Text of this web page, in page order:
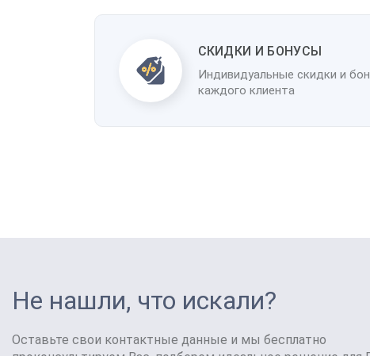
CКИДКИ И БОНУСЫ
Индивидуальные скидки и
каждого клиента
Не нашли, что искали?
Оставьте свои контактные данные и мы бесплатно